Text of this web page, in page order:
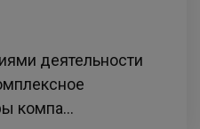
деятельности
компа...